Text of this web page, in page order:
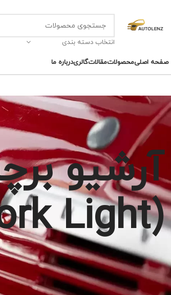
انتخاب دسته بندی
صفحه اصلیمحصولاتمقالاتگالریدرباره ما
آرشیو
(Work Light)